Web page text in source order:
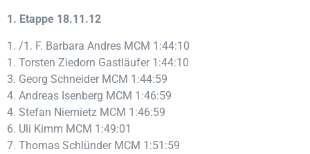
1. Etappe 18.11.12
1. /1. F. Barbara Andres MCM 1:44:10
1. Torsten Ziedorn Gastläufer 1:44:10
3. Georg Schneider MCM 1:44:59
4. Andreas Isenberg MCM 1:46:59
4. Stefan Niemietz MCM 1:46:59
6. Uli Kimm MCM 1:49:01
7. Thomas Schlünder MCM 1:51:59